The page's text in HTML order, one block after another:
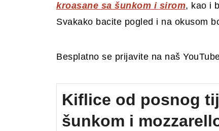
kroasane sa šunkom i sirom, kao i
Svakako bacite pogled i na okusom
Besplatno se prijavite na naš
Kiflice od posnog
šunkom i